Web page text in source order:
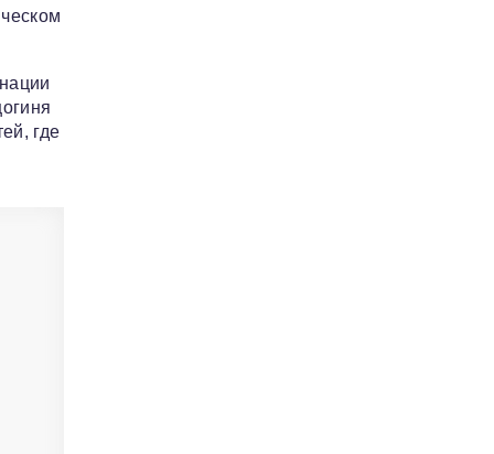
где